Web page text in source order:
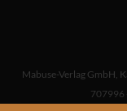
Mabuse-Verlag GmbH
707996